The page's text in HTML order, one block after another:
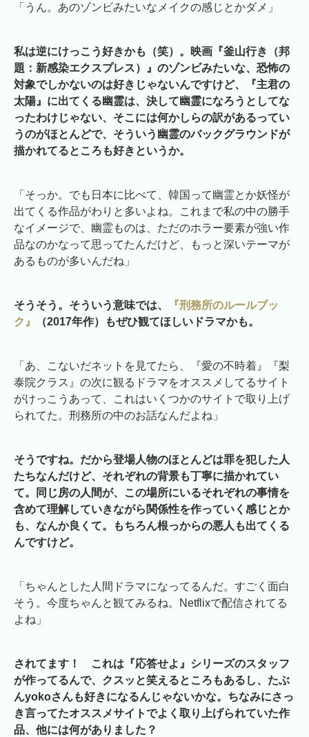
「うん。あのゾンビみたいなメイクの感じとかダメ」
私は逆にけっこう好きかも（笑）。映画『釜山行き（邦
題：新感染エクスプレス）』のゾンビみたいな、恐怖の
対象でしかないのは好きじゃないんですけど、『主君の
太陽』に出てくる幽霊は、決して幽霊になろうとしてな
ったわけじゃない、そこには何かしらの訳があるってい
うのがほとんどで、そういう幽霊のバックグラウンドが
描かれてるところも好きというか。
「そっか。でも日本に比べて、韓国って幽霊とか妖怪が
出てくる作品がわりと多いよね。これまで私の中の勝手
なイメージで、幽霊ものは、ただのホラー要素が強い作
品なのかなって思ってたんだけど、もっと深いテーマが
あるものが多いんだね」
そうそう。そういう意味では、
『刑務所のルールブッ
ク』
（2017年作）もぜひ観てほしいドラマかも。
「あ、こないだネットを見てたら、『愛の不時着』『梨
泰院クラス』の次に観るドラマをオススメしてるサイト
がけっこうあって、これはいくつかのサイトで取り上げ
られてた。刑務所の中のお話なんだよね」
そうですね。だから登場人物のほとんどは罪を犯した人
たちなんだけど、それぞれの背景も丁寧に描かれてい
て。同じ房の人間が、この場所にいるそれぞれの事情を
含めて理解していきながら関係性を作っていく感じとか
も、なんか良くて。もちろん根っからの悪人も出てくる
んですけど。
「ちゃんとした人間ドラマになってるんだ。すごく面白
そう。今度ちゃんと観てみるね。Netflixで配信されてる
よね」
されてます！ これは『応答せよ』シリーズのスタッフ
が作ってるんで、クスッと笑えるところもあるし、たぶ
んyokoさんも好きになるんじゃないかな。ちなみにさっ
き言ってたオススメサイトでよく取り上げられていた作
品、他には何がありました？